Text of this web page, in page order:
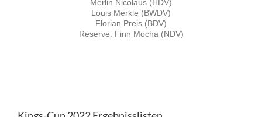
Merlin Nicolaus (HDV)
Louis Merkle (BWDV)
Florian Preis (BDV)
Reserve: Finn Mocha (NDV)